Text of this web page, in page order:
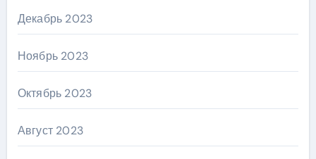
Декабрь 2023
Ноябрь 2023
Октябрь 2023
Август 2023